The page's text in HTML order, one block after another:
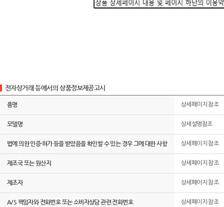
전자상거래 등에서의 상품정보제공고시
품명 상세페이지 참조
모델명 상세설명참조
법에 의한 인증·허가 등을 받았음을 확인할 수 있는 경우 그에 대한 사항 상세페이지 참조
제조국 또는 원산지 상세페이지 참조
제조자 상세페이지 참조
A/S 책임자와 전화번호 또는 소비자상담 관련 전화번호 상세페이지 참조